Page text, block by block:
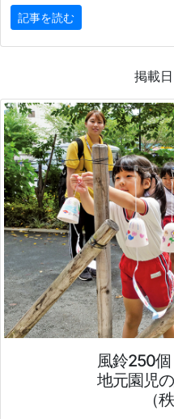
記事を読む
掲載
風鈴250
地元園児
（